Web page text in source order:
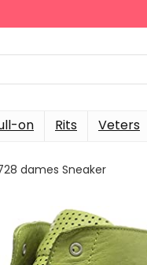
on Rits Veters
dames Sneaker